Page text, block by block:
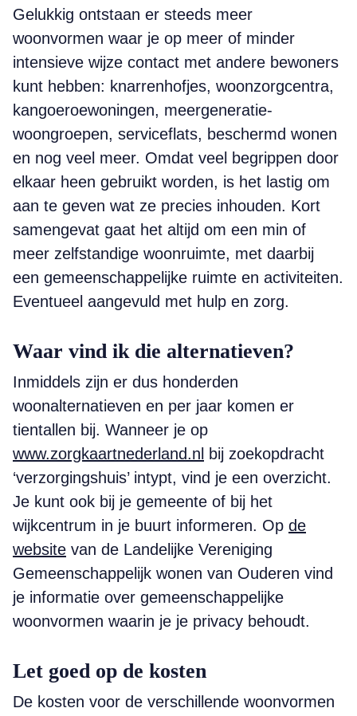
Gelukkig ontstaan er steeds meer
woonvormen waar je op meer of minder
intensieve wijze contact met andere bewoners
kunt hebben: knarrenhofjes, woonzorgcentra,
kangoeroewoningen, meergeneratie-
woongroepen, serviceflats, beschermd wonen
en nog veel meer. Omdat veel begrippen door
elkaar heen gebruikt worden, is het lastig om
aan te geven wat ze precies inhouden. Kort
samengevat gaat het altijd om een min of
meer zelfstandige woonruimte, met daarbij
een gemeenschappelijke ruimte en activiteiten.
Eventueel aangevuld met hulp en zorg.
Waar vind ik die alternatieven?
Inmiddels zijn er dus honderden
woonalternatieven en per jaar komen er
tientallen bij. Wanneer je op
www.zorgkaartnederland.nl
bij zoekopdracht
‘verzorgingshuis’ intypt, vind je een overzicht.
Je kunt ook bij je gemeente of bij het
wijkcentrum in je buurt informeren. Op de
website van de Landelijke Vereniging
Gemeenschappelijk wonen van Ouderen vind
je informatie over gemeenschappelijke
woonvormen waarin je je privacy behoudt.
Let goed op de kosten
De kosten voor de verschillende woonvormen